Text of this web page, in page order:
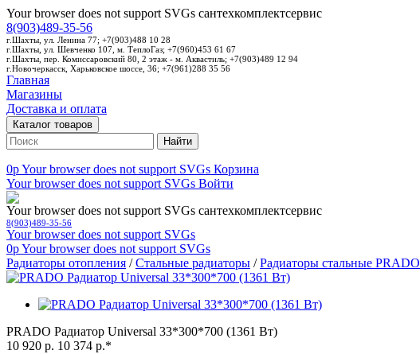
Your browser does not support SVGs сантехкомплектсервис
8(903)489-35-56
г.Шахты, ул. Ленина 77; +7(903)488 10 28
г.Шахты, ул. Шевченко 107, м. ТеплоГаз; +7(960)453 61 67
г.Шахты, пер. Комиссаровский 80, 2 этаж - м. Аквастиль; +7(903)489 12 94
г.Новочеркасск, Харьковское шоссе, 36; +7(961)288 35 56
Главная
Магазины
Доставка и оплата
Каталог товаров
Найти
0pYour browser does not support SVGs Корзина
Your browser does not support SVGs Войти
Your browser does not support SVGs сантехкомплектсервис
8(903)489-35-56
Your browser does not support SVGs
0pYour browser does not support SVGs
Радиаторы отопления /Стальные радиаторы /Радиаторы стальные PRADO
PRADO Радиатор Universal 33*300*700 (1361 Вт)
10 920 р. 10 374 р.*